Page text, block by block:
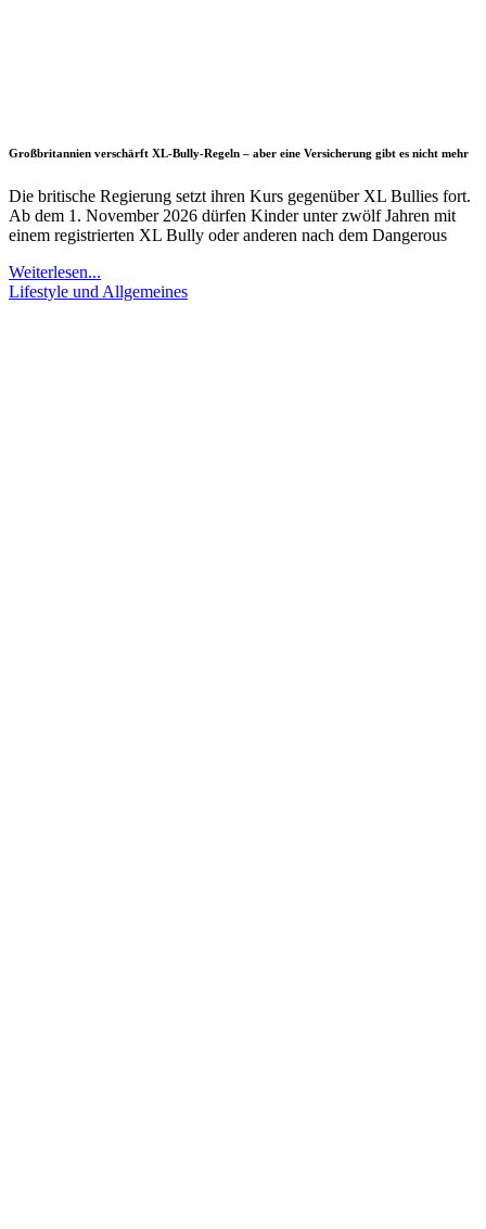
Großbritannien verschärft XL-Bully-Regeln – aber eine Versicherung gibt es nicht mehr
Die britische Regierung setzt ihren Kurs gegenüber XL Bullies fort.
Ab dem 1. November 2026 dürfen Kinder unter zwölf Jahren mit
einem registrierten XL Bully oder anderen nach dem Dangerous
Weiterlesen...
Lifestyle und Allgemeines